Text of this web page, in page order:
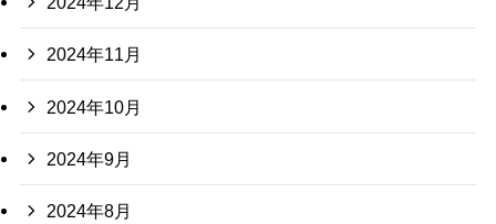
2024年11月
2024年10月
2024年9月
2024年8月